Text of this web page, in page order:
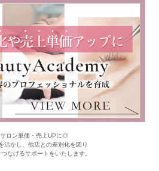
サロン単価・売上UPに◎
活かし、他店との差別化を図り
なげるサポートをいたします。